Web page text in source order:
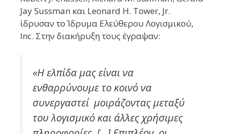
Jay Sussman και Leonard H. Tower, Jr.
ίδρυσαν το Ίδρυμα Ελεύθερου Λογισμικού,
Inc. Στην διακήρυξη τους έγραψαν:
«Η ελπίδα μας είναι να
ενθαρρύνουμε το κοινό να
συνεργαστεί μοιράζοντας μεταξύ
του λογισμικό και άλλες χρήσιμες